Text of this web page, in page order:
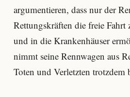
argumentieren, dass nur der
Rettungskräften die freie
und in die Krankenhäuser
nimmt seine Rennwagen aus
Toten und Verletzten trotzdem